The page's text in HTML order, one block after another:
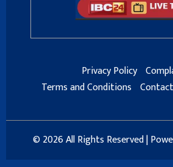
Privacy Policy
Terms and Conditions
© 2026 All Rights Reserved |